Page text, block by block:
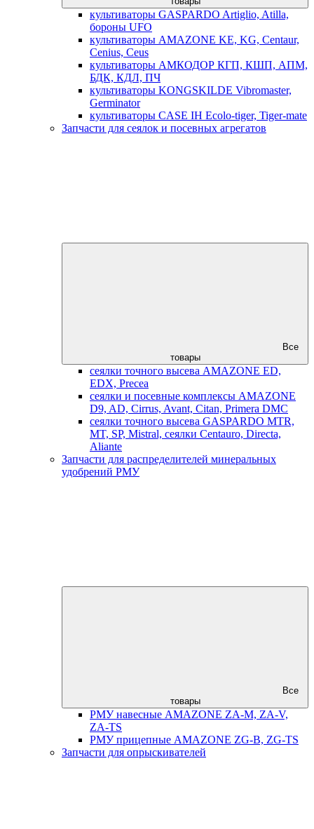
культиваторы GASPARDO Artiglio, Atilla,
бороны UFO
культиваторы AMAZONE KE, KG, Centaur,
Cenius, Ceus
культиваторы АМКОДОР КГП, КШП, АПМ,
БДК, КДЛ, ПЧ
культиваторы KONGSKILDE Vibromaster,
Germinator
культиваторы CASE IH Ecolo-tiger, Tiger-mate
Запчасти для сеялок и посевных агрегатов
Все
товары
сеялки точного высева AMAZONE ED,
EDX, Precea
сеялки и посевные комплексы AMAZONE
D9, AD, Cirrus, Avant, Citan, Primera DMC
сеялки точного высева GASPARDO MTR,
MT, SP, Mistral, сеялки Centauro, Directa,
Aliante
Запчасти для распределителей минеральных
удобрений РМУ
Все
товары
РМУ навесные AMAZONE ZA-M, ZA-V,
ZA-TS
РМУ прицепные AMAZONE ZG-B, ZG-TS
Запчасти для опрыскивателей